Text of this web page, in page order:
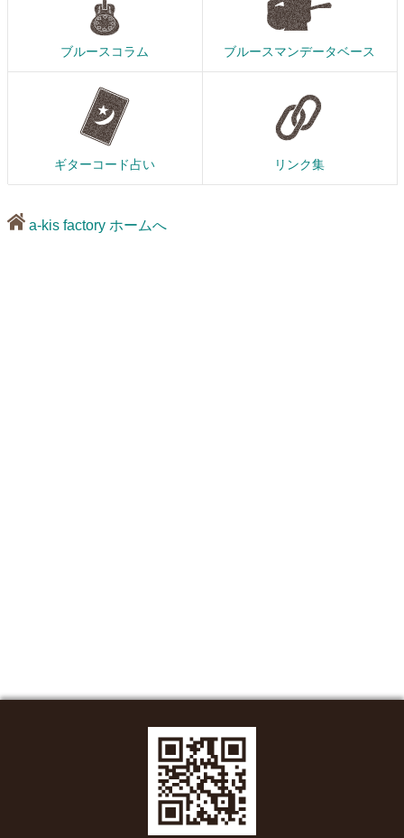
ブルースコラム ブルースマンデータベース
ギターコード占い リンク集
a-kis factory ホームへ